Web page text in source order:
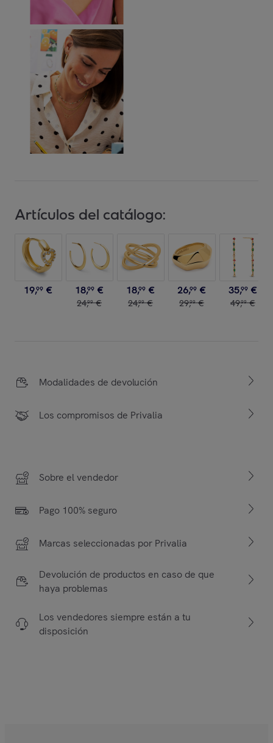
Artículos del catálogo:
19,99 € 18,99 €
24,99 €
18,99 €
24,99 €
26,99 €
29,99 €
35,99 €
49,99 €
Modalidades de devolución
Los compromisos de Privalia
Sobre el vendedor
Pago 100% seguro
Marcas seleccionadas por Privalia
Devolución de productos en caso de que
haya problemas
Los vendedores siempre están a tu
disposición